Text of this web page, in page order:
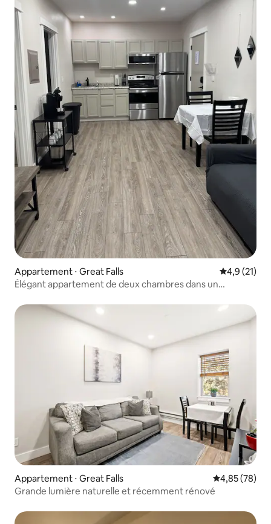
Appartement ⋅ Great Falls Évaluation
4,9 (21)
Élégant appartement de deux chambres dans un
Appartement ⋅ Great Falls Évaluation
4,85 (78)
Grande lumière naturelle et récemment rénové